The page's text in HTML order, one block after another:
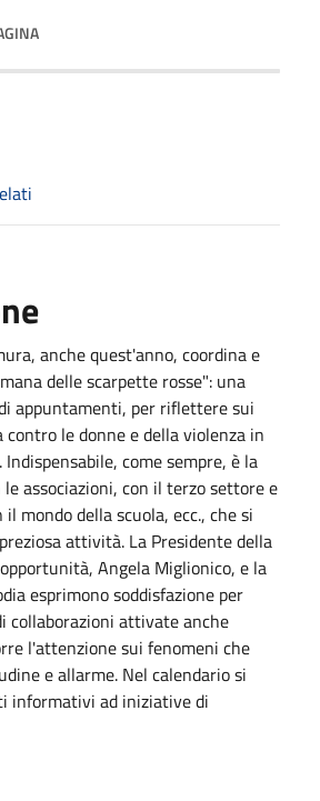
anche quest'anno, coordina e
delle scarpette rosse": una
appuntamenti, per riflettere sui
le donne e della violenza in
come sempre, è la
associazioni, con il terzo settore e
mondo della scuola, ecc., che si
attività. La Presidente della
Angela Miglionico, e la
esprimono soddisfazione per
collaborazioni attivate anche
l'attenzione sui fenomeni che
e allarme. Nel calendario si
informativi ad iniziative di